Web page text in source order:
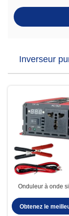
Inverseur
Onduleur à onde
harmonique totale
% pour le
Obtenez le